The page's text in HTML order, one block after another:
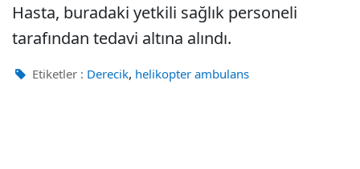
Hasta, buradaki yetkili sağlık personeli
tarafından tedavi altına alındı.
Etiketler : Derecik, helikopter ambulans